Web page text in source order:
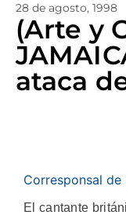
28 de agosto, 1998
(Arte y
ataca
Corresponsal de
El cantante